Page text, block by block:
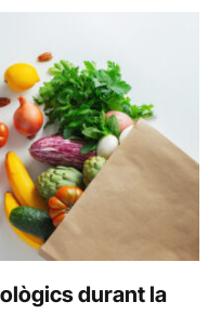
durant la